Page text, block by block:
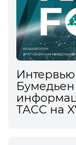
ТАСС на